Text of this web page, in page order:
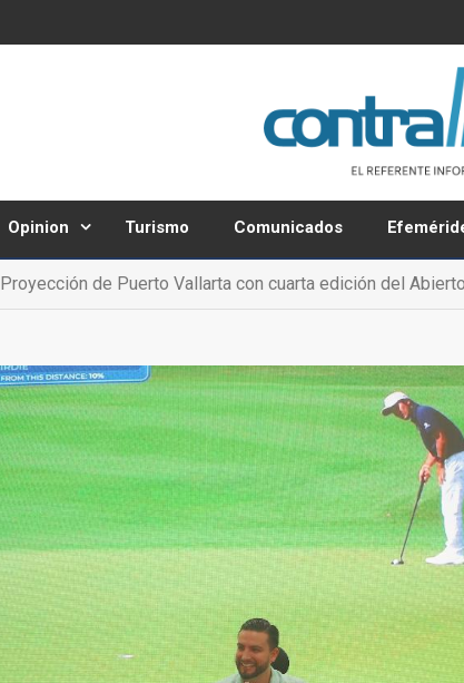
Opinion Turismo Comunicados
Proyección de Puerto Vallarta con cuarta edición del